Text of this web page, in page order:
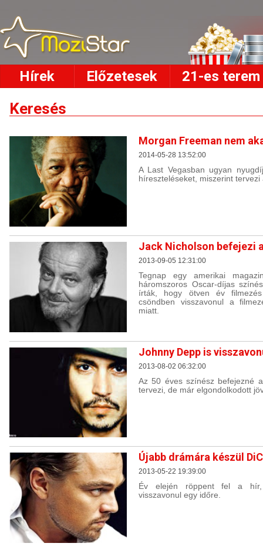
Hírek Előzetesek 21-es terem
Keresés
Morgan Freeman nem
2014-05-28 13:52:00
A Last Vegasban ugyan
híreszteléseket, miszerint tervezi
Jack Nicholson befejezi
2013-09-05 12:31:00
Tegnap egy amerikai
háromszoros Oscar-díjas
írták, hogy ötven év
csöndben visszavonul a
miatt.
Johnny Depp is
2013-08-02 06:32:00
Az 50 éves színész befejezné
tervezi, de már elgondolkodott
Újabb drámára készül
2013-05-22 19:39:00
Év elején röppent fel a hír,
visszavonul egy időre.